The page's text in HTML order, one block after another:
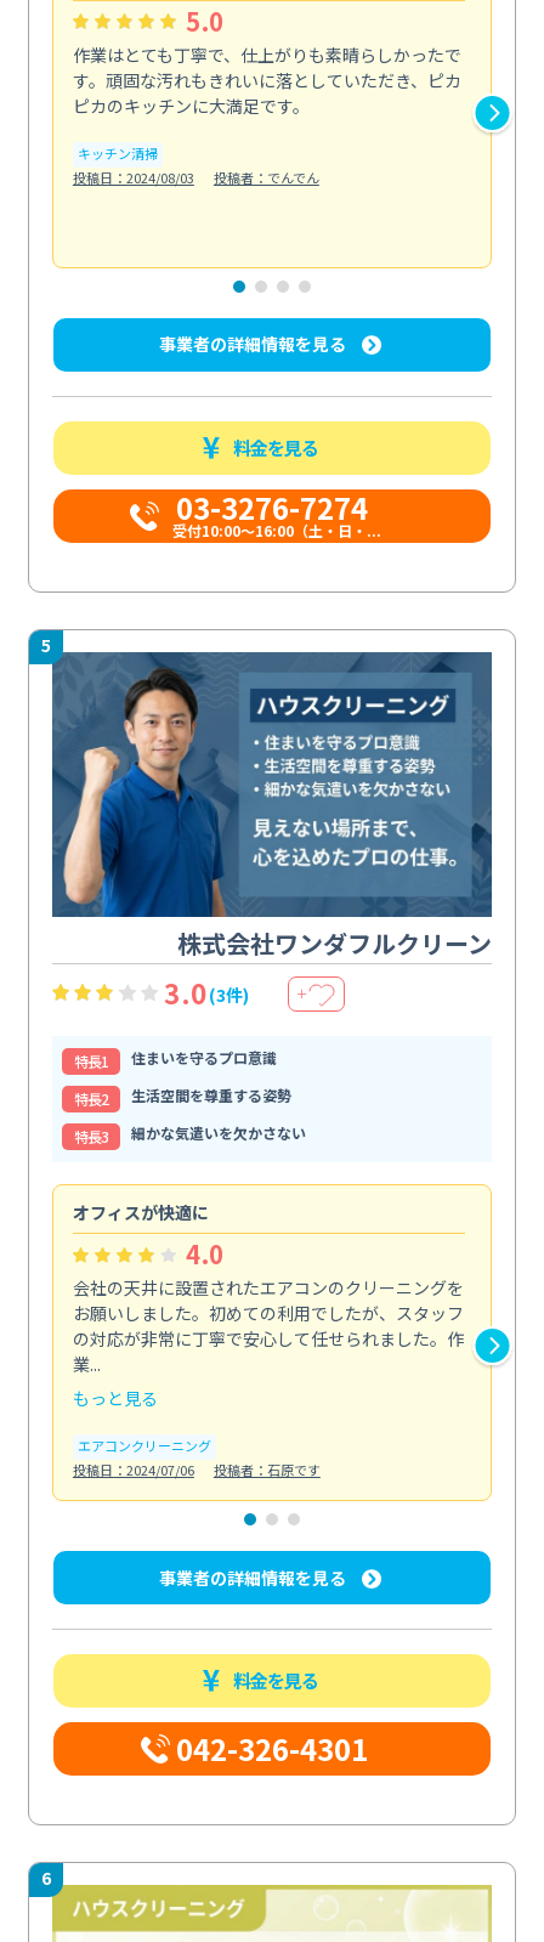
5.0
作業はとても丁寧で、仕上がりも素晴らしかったで
す。頑固な汚れもきれいに落としていただき、ピカ
ピカのキッチンに大満足です。
キッチン清掃
投稿日：2024/08/03
投稿者：でんでん
事業者の詳細情報を見る
料金を見る
03-3276-7274
受付10:00〜16:00（土・日・...
5
株式会社ワンダフルクリーン
3.0(3件) ＋
特⻑1
住まいを守るプロ意識
特⻑2
生活空間を尊重する姿勢
特⻑3
細かな気遣いを欠かさない
オフィスが快適に
4.0
会社の天井に設置されたエアコンのクリーニングを
お願いしました。初めての利用でしたが、スタッフ
の対応が非常に丁寧で安心して任せられました。作
業...
もっと見る
エアコンクリーニング
投稿日：2024/07/06
投稿者：石原です
事業者の詳細情報を見る
料金を見る
042-326-4301
6